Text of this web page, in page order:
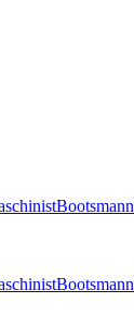
Bootsmann
Bootsmann